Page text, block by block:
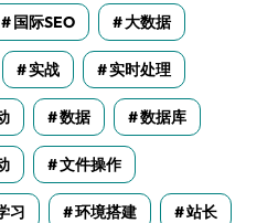
国际SEO 大数据
实战 实时处理
数据 数据库
文件操作
习 环境搭建 站长